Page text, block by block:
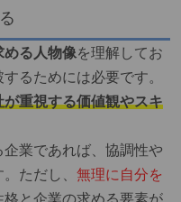
める人物像を理解してお
るためには必要です。
重視する価値観やスキ
業であれば、協調性や
ただし、 無理に自分を